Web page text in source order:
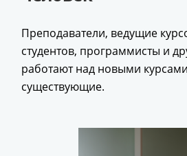
Преподаватели, ведущие
студентов, программисты и
работают над новыми
существующие.